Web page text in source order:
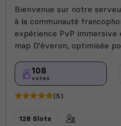
Bienvenue sur notre
à la communauté
expérience PvP
map D'éveron, optimisée
108
votes
(5)
128 Slots